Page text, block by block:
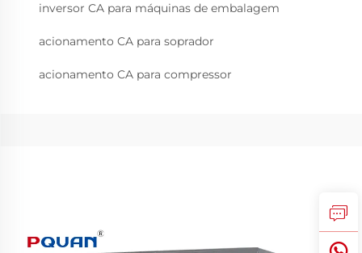
inversor CA para máquinas de embalagem
acionamento CA para soprador
acionamento CA para compressor